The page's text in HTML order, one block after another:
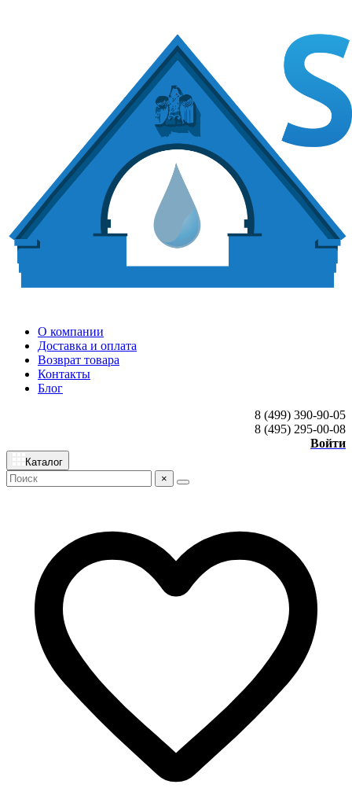
О компании
Доставка и оплата
Возврат товара
Контакты
Блог
8 (499) 390-90-05
8 (495) 295-00-08
Войти
Каталог
×